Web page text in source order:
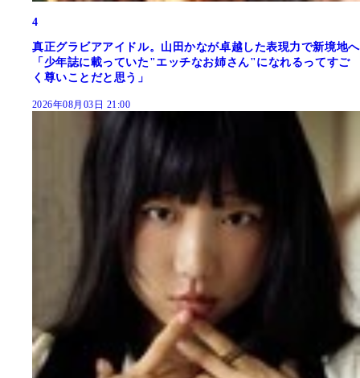
4
真正グラビアアイドル。山田かなが卓越した表現力で新境地へ
「少年誌に載っていた"エッチなお姉さん"になれるってすご
く尊いことだと思う」
2026年08月03日 21:00